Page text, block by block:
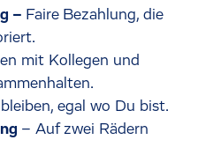
– Faire Bezahlung, die
mit Kollegen und
egal wo Du bist.
– Auf zwei Rädern